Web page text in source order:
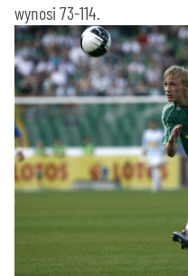
wynosi 73-114.